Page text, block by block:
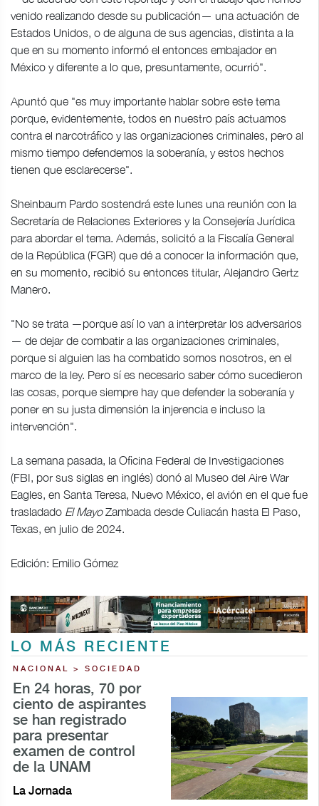
venido realizando desde su publicación— una actuación de
Estados Unidos, o de alguna de sus agencias, distinta a la
que en su momento informó el entonces embajador en
México y diferente a lo que, presuntamente, ocurrió".
Apuntó que "es muy importante hablar sobre este tema
porque, evidentemente, todos en nuestro país actuamos
contra el narcotráfico y las organizaciones criminales, pero al
mismo tiempo defendemos la soberanía, y estos hechos
tienen que esclarecerse".
Sheinbaum Pardo sostendrá este lunes una reunión con la
Secretaría de Relaciones Exteriores y la Consejería Jurídica
para abordar el tema. Además, solicitó a la Fiscalía General
de la República (FGR) que dé a conocer la información que,
en su momento, recibió su entonces titular, Alejandro Gertz
Manero.
"No se trata —porque así lo van a interpretar los adversarios
— de dejar de combatir a las organizaciones criminales,
porque si alguien las ha combatido somos nosotros, en el
marco de la ley. Pero sí es necesario saber cómo sucedieron
las cosas, porque siempre hay que defender la soberanía y
poner en su justa dimensión la injerencia e incluso la
intervención".
La semana pasada, la Oficina Federal de Investigaciones
(FBI, por sus siglas en inglés) donó al Museo del Aire War
Eagles, en Santa Teresa, Nuevo México, el avión en el que fue
trasladado El MayoZambada desde Culiacán hasta El Paso,
Texas, en julio de 2024.
Edición: Emilio Gómez
LO MÁS RECIENTE
NACIONAL > SOCIEDAD
En 24 horas, 70 por
ciento de aspirantes
se han registrado
para presentar
examen de control
de la UNAM
La Jornada